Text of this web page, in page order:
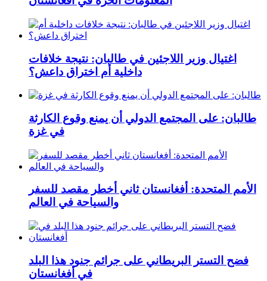
اغتيال وزير اللاجئين في طالبان: نتيجة خلافات
داخلية أم اختراق داعش؟
طالبان: على المجتمع الدولي أن يمنع وقوع الكارثة
في غزة
الأمم المتحدة: أفغانستان ثاني أخطر مقصد للسفر
والسياحة في العالم
فضح التستر البريطاني على جرائم جنود هذا البلد
في أفغانستان